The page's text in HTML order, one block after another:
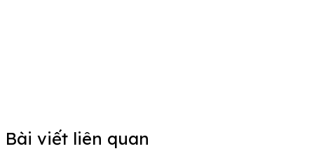
Bài viết liên quan